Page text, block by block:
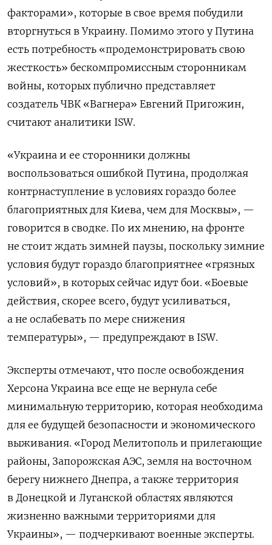
факторами», которые в свое время побудили
вторгнуться в Украину. Помимо этого у Путина
есть потребность «продемонстрировать свою
жесткость» бескомпромиссным сторонникам
войны, которых публично представляет
создатель ЧВК «Вагнера» Евгений Пригожин,
считают аналитики ISW.
«Украина и ее сторонники должны
воспользоваться ошибкой Путина, продолжая
контрнаступление в условиях гораздо более
благоприятных для Киева, чем для Москвы», —
говорится в сводке. По их мнению, на фронте
не стоит ждать зимней паузы, поскольку зимние
условия будут гораздо благоприятнее «грязных
условий», в которых сейчас идут бои. «Боевые
действия, скорее всего, будут усиливаться,
а не ослабевать по мере снижения
температуры», — предупреждают в ISW.
Эксперты отмечают, что после освобождения
Херсона Украина все еще не вернула себе
минимальную территорию, которая необходима
для ее будущей безопасности и экономического
выживания. «Город Мелитополь и прилегающие
районы, Запорожская АЭС, земля на восточном
берегу нижнего Днепра, а также территория
в Донецкой и Луганской областях являются
жизненно важными территориями для
Украины», — подчеркивают военные эксперты.